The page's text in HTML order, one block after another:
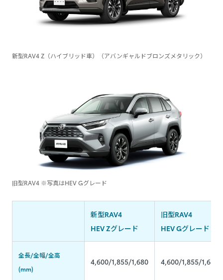
新型RAV4 Z（ハイブリッド車）（アバンギャルドブロンズメタリック）
旧型RAV4 ※写真はHEV Gグレード
新型RAV4
HEV Zグレード
旧型RAV4
HEV Gグレード
全長/全幅/全高
(mm)
4,600/1,855/1,680 4,600/1,855/1,685